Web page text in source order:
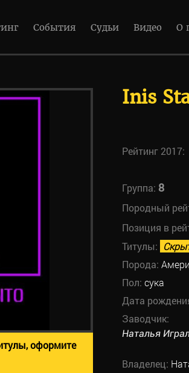
События Судьи Видео О
Inis
Рейтинг 2017:
Группа: 8
Породный
Позиция в
Титулы:
Порода:
Пол: сука
Дата
Заводчик:
Наталья
Владелец:
оформите